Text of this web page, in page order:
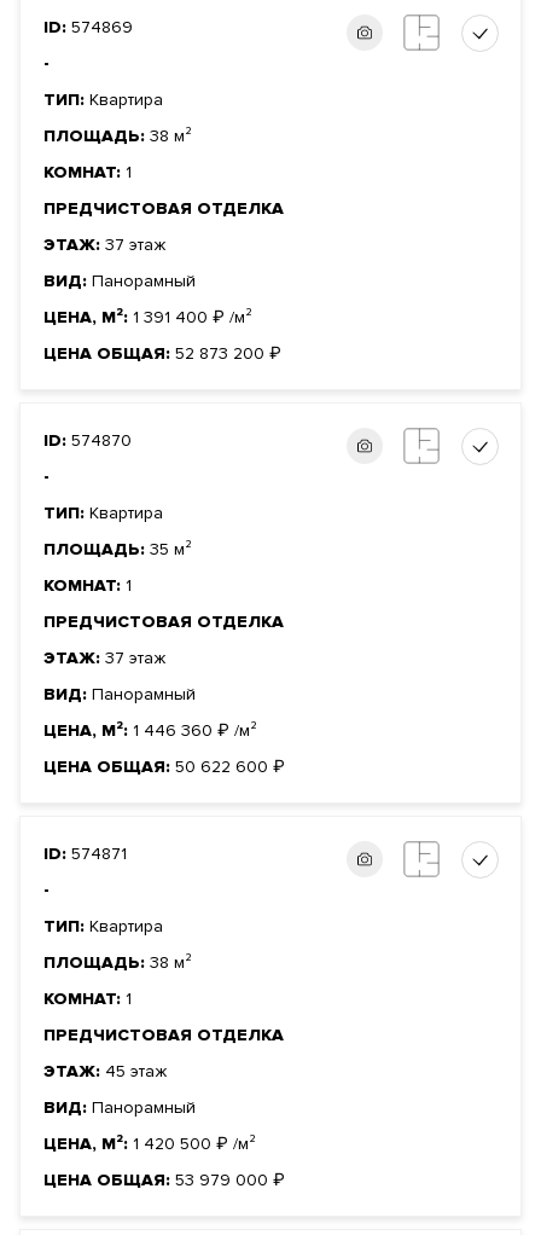
ID: 574869
-
ТИП: Квартира
ПЛОЩАДЬ: 38 м²
КОМНАТ: 1
ПРЕДЧИСТОВАЯ ОТДЕЛКА
ЭТАЖ: 37 этаж
ВИД: Панорамный
ЦЕНА, М²: 1 391 400 ₽ /м²
ЦЕНА ОБЩАЯ: 52 873 200 ₽
ID: 574870
-
ТИП: Квартира
ПЛОЩАДЬ: 35 м²
КОМНАТ: 1
ПРЕДЧИСТОВАЯ ОТДЕЛКА
ЭТАЖ: 37 этаж
ВИД: Панорамный
ЦЕНА, М²: 1 446 360 ₽ /м²
ЦЕНА ОБЩАЯ: 50 622 600 ₽
ID: 574871
-
ТИП: Квартира
ПЛОЩАДЬ: 38 м²
КОМНАТ: 1
ПРЕДЧИСТОВАЯ ОТДЕЛКА
ЭТАЖ: 45 этаж
ВИД: Панорамный
ЦЕНА, М²: 1 420 500 ₽ /м²
ЦЕНА ОБЩАЯ: 53 979 000 ₽